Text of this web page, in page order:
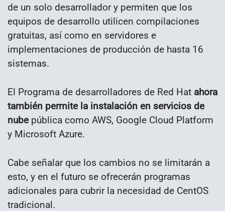
de un solo desarrollador y permiten que los
equipos de desarrollo utilicen compilaciones
gratuitas, así como en servidores e
implementaciones de producción de hasta 16
sistemas.
El Programa de desarrolladores de Red Hat ahora
también permite la instalación en servicios de
nubepública como AWS, Google Cloud Platform
y Microsoft Azure.
Cabe señalar que los cambios no se limitarán a
esto, y en el futuro se ofrecerán programas
adicionales para cubrir la necesidad de CentOS
tradicional.